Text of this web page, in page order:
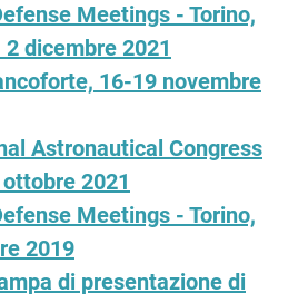
Meetings - Torino,
dicembre 2021
16-19 novembre
Astronautical Congress
2021
Meetings - Torino,
2019
di presentazione di